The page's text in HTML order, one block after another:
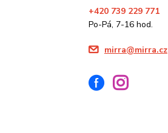
+420 739 229 771
Po-Pá, 7-16 hod.
mirra@mirra.cz